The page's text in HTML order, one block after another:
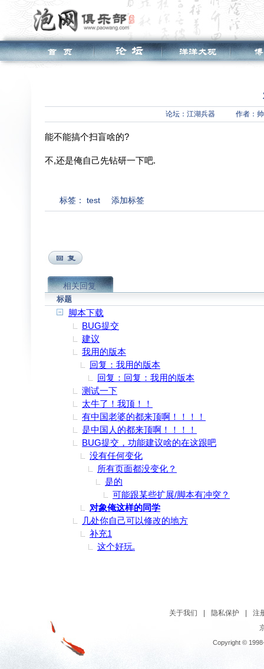
论坛： 江湖兵器 作者：
能不能搞个扫盲啥的?
不,还是俺自己先钻研一下吧.
标签： test 添加标签
相关回复
标题
脚本下载
BUG提交
建议
我用的版本
回复：我用的版本
回复：回复：我用的版本
测试一下
太牛了！我顶！！
有中国老婆的都来顶啊！！！！
是中国人的都来顶啊！！！！
BUG提交，功能建议啥的在这跟吧
没有任何变化
所有页面都没变化？
是的
可能跟某些扩展/脚本有冲突？
对象俺这样的同学
几处你自己可以修改的地方
补充1
这个好玩.
关于我们 隐私保护
注
Copyright ©